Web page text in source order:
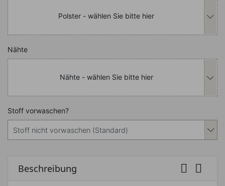
Polster - wählen Sie bitte hier
Nachfolgend können Sie das
Nähte
Nähte - wählen Sie bitte hier
Nachfolgend können Sie das
Stoff vorwaschen?
Beschreibung  